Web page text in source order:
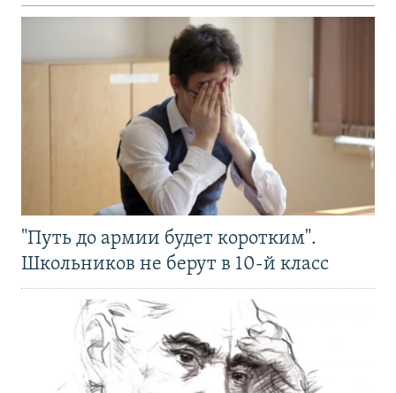
"Путь до армии будет коротким".
Школьников не берут в 10-й класс